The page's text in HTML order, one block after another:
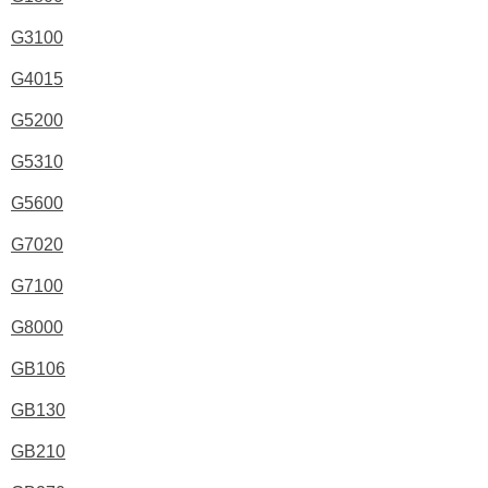
G3100
G4015
G5200
G5310
G5600
G7020
G7100
G8000
GB106
GB130
GB210